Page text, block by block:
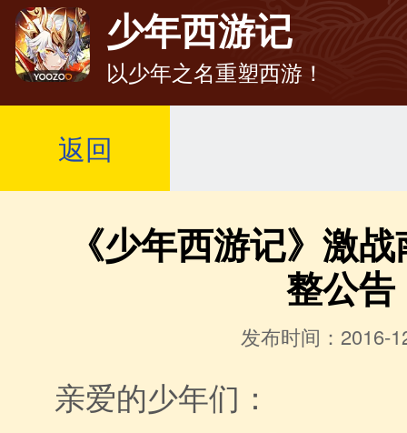
少年西游记
以少年之名重塑西游！
返回
《少年西游记》激
整公告
发布时间：2016-
亲爱的少年们：